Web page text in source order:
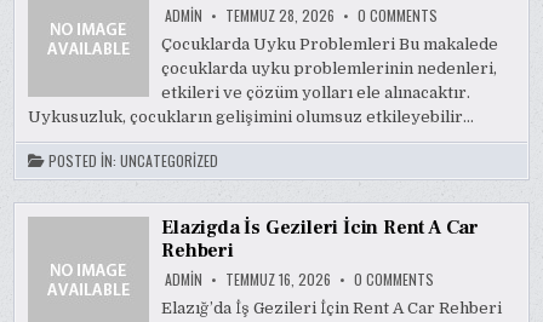
ADMIN TEMMUZ 28, 2026 0 COMMENTS
UYKU
PROBLEMLERI
Çocuklarda Uyku Problemleri Bu makalede
çocuklarda uyku problemlerinin nedenleri,
etkileri ve çözüm yolları ele alınacaktır.
Uykusuzluk, çocukların gelişimini olumsuz etkileyebilir…
POSTED IN:UNCATEGORIZED
Elazigda İs Gezileri İcin Rent A Car
Rehberi
ADMIN TEMMUZ 16, 2026 0 COMMENTS
İS
Elazığ’da İş Gezileri İçin Rent A Car Rehberi